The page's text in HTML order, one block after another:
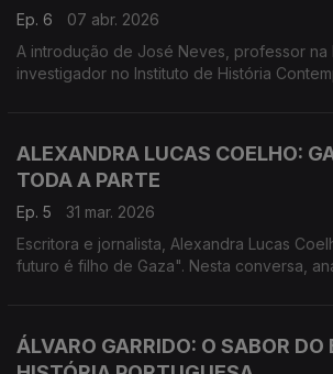
Ep. 6
07 abr. 2026
A introdução de José Neves, professor na
investigador no Instituto de História
ALEXANDRA LUCAS COELHO:
TODA A PARTE
Ep. 5
31 mar. 2026
Escritora e jornalista, Alexandra Lucas
futuro é filho de Gaza". Nesta conversa,
ÁLVARO GARRIDO: O SABOR